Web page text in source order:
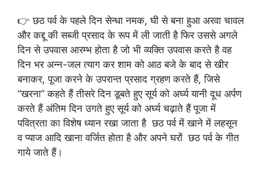
👉 छठ पर्व के पहले दिन सेन्धा नमक, घी से बना हुआ अरवा चावल
और कद्दू की सब्जी प्रसाद के रूप में ली जाती है फिर उससे अगले
दिन से उपवास आरम्भ होता है जो भी व्यक्ति उपवास करते है वह
दिन भर अन्न-जल त्याग कर शाम को आठ बजे के बाद से खीर
बनाकर, पूजा करने के उपरान्त प्रसाद ग्रहण करते हैं, जिसे
“खरना” कहते हैं तीसरे दिन डूबते हुए सूर्य को अर्घ्य यानी दूध अर्पण
करते हैं अंतिम दिन उगते हुए सूर्य को अर्घ्य चढ़ाते हैं पूजा में
पवित्रता का विशेष ध्यान रखा जाता है छठ पर्व में खाने में लहसून
व प्याज आदि खाना वर्जित होता है और अपने घरों छठ पर्व के गीत
गाये जाते हैं।